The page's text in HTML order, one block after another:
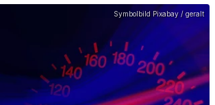
Symbolbild Pixabay / geralt